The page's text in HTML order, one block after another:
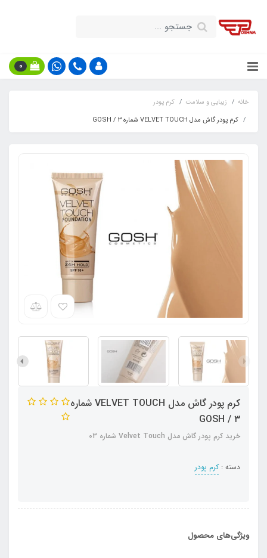
0
خانه زیبایی و سلامت
کرم پودر
کرم پودر گاش مدل VELVET TOUCH شماره ۳ / GOSH
کرم پودر گاش مدل VELVET TOUCH شماره
۳ / GOSH
خرید کرم پودر گاش مدل Velvet Touch شماره 03
دسته :کرم پودر
ویژگی‌های محصول